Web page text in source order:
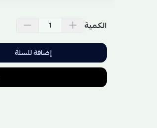
الكمية
إضافة للسلة